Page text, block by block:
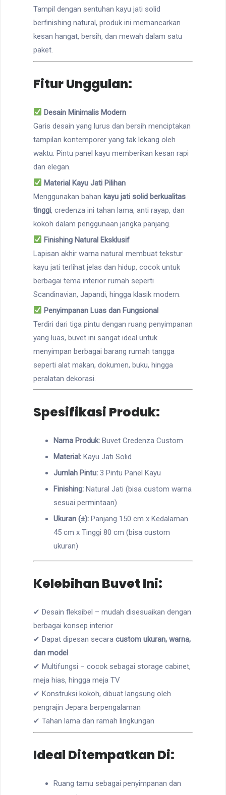
Tampil dengan sentuhan kayu jati solid
berfinishing natural, produk ini memancarkan
kesan hangat, bersih, dan mewah dalam satu
paket.
Fitur Unggulan:
Desain Minimalis Modern
Garis desain yang lurus dan bersih menciptakan
tampilan kontemporer yang tak lekang oleh
waktu. Pintu panel kayu memberikan kesan rapi
dan elegan.
Material Kayu Jati Pilihan
Menggunakan bahan kayu jati solid berkualitas
tinggi, credenza ini tahan lama, anti rayap, dan
kokoh dalam penggunaan jangka panjang.
Finishing Natural Eksklusif
Lapisan akhir warna natural membuat tekstur
kayu jati terlihat jelas dan hidup, cocok untuk
berbagai tema interior rumah seperti
Scandinavian, Japandi, hingga klasik modern.
Penyimpanan Luas dan Fungsional
Terdiri dari tiga pintu dengan ruang penyimpanan
yang luas, buvet ini sangat ideal untuk
menyimpan berbagai barang rumah tangga
seperti alat makan, dokumen, buku, hingga
peralatan dekorasi.
Spesifikasi Produk:
Nama Produk: Buvet Credenza Custom
Material: Kayu Jati Solid
Jumlah Pintu: 3 Pintu Panel Kayu
Finishing: Natural Jati (bisa custom warna
sesuai permintaan)
Ukuran (±): Panjang 150 cm x Kedalaman
45 cm x Tinggi 80 cm (bisa custom
ukuran)
Kelebihan Buvet Ini:
✔ Desain fleksibel – mudah disesuaikan dengan
berbagai konsep interior
✔ Dapat dipesan secara custom ukuran, warna,
dan model
✔ Multifungsi – cocok sebagai storage cabinet,
meja hias, hingga meja TV
✔ Konstruksi kokoh, dibuat langsung oleh
pengrajin Jepara berpengalaman
✔ Tahan lama dan ramah lingkungan
Ideal Ditempatkan Di:
Ruang tamu sebagai penyimpanan dan